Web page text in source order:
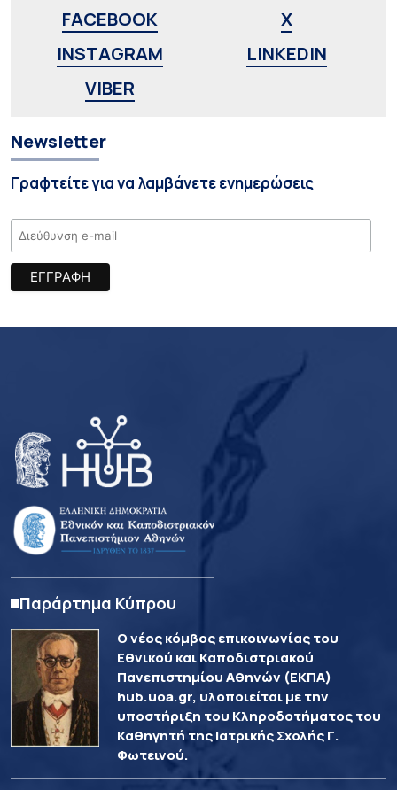
FACEBOOK
X
INSTAGRAM
LINKEDIN
VIBER
Newsletter
Γραφτείτε για να λαμβάνετε ενημερώσεις
Παράρτημα Κύπρου
Ο νέος κόμβος επικοινωνίας του
Εθνικού και Καποδιστριακού
Πανεπιστημίου Αθηνών (ΕΚΠΑ)
hub.uoa.gr, υλοποιείται με την
υποστήριξη του Κληροδοτήματος του
Καθηγητή της Ιατρικής Σχολής Γ.
Φωτεινού.